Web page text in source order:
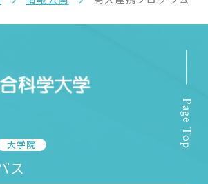
大学院
ス
Page Top